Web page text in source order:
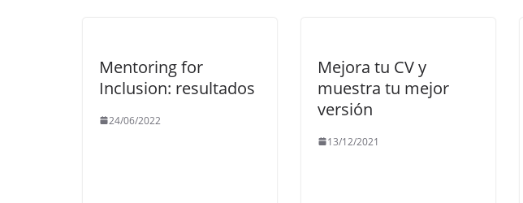
Mentoring for
Inclusion: resultados
24/06/2022
Mejora tu CV y
muestra tu mejor
versión
13/12/2021